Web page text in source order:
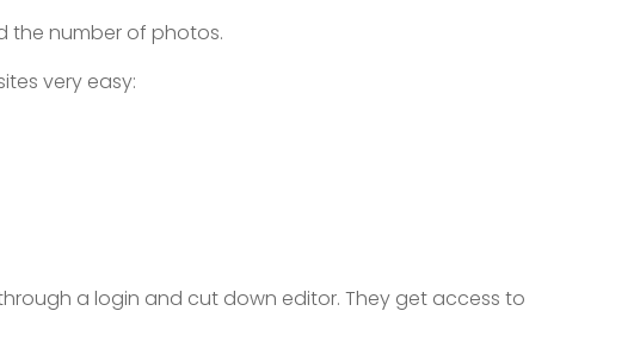
the number of photos.
very easy:
a login and cut down editor. They get access to